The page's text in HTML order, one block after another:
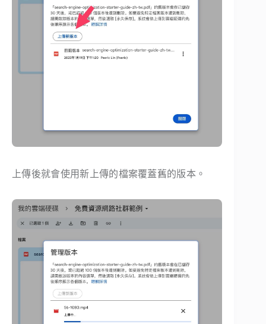
上傳後就會使用新上傳的檔案覆蓋舊的版本。